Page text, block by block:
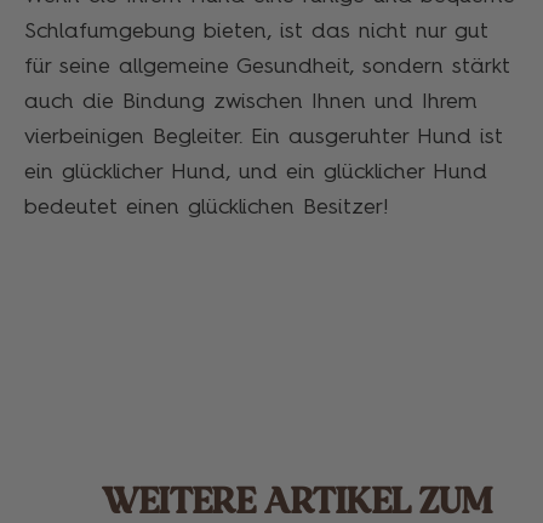
Schlafumgebung bieten, ist das nicht nur gut
für seine allgemeine Gesundheit, sondern stärkt
auch die Bindung zwischen Ihnen und Ihrem
vierbeinigen Begleiter. Ein ausgeruhter Hund ist
ein glücklicher Hund, und ein glücklicher Hund
bedeutet einen glücklichen Besitzer!
WEITERE ARTIKEL ZUM